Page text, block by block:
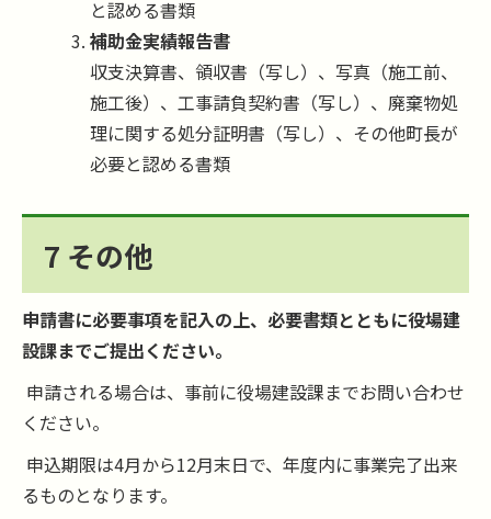
と認める書類
補助金実績報告書
収支決算書、領収書（写し）、写真（施工前、
施工後）、工事請負契約書（写し）、廃棄物処
理に関する処分証明書（写し）、その他町長が
必要と認める書類
7 その他
申請書に必要事項を記入の上、必要書類とともに役場建
設課までご提出ください。
申請される場合は、事前に役場建設課までお問い合わせ
ください。
申込期限は4月から12月末日で、年度内に事業完了出来
るものとなります。